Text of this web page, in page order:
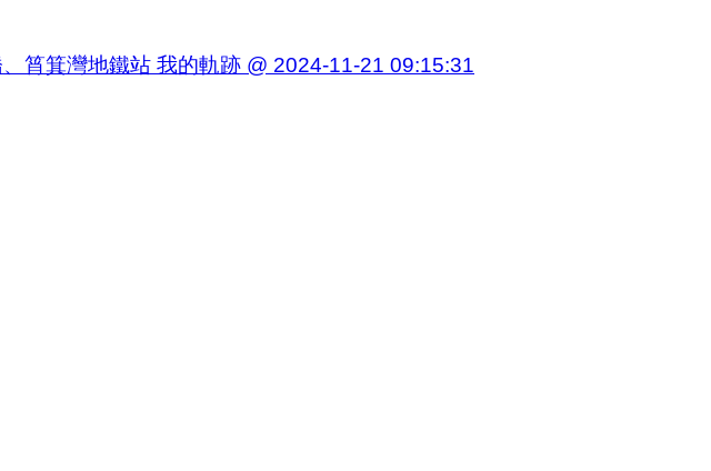
筲箕灣地鐵站 我的軌跡 @ 2024-11-21 09:15:31